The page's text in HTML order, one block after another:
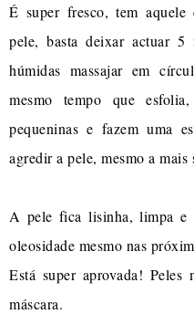
É super fresco, tem aquele
pele, basta deixar actuar
húmidas massajar em
mesmo tempo que
pequeninas e fazem uma
agredir a pele, mesmo a mais
A pele fica lisinha, limpa e
oleosidade mesmo nas
Está super aprovada! Peles
máscara.